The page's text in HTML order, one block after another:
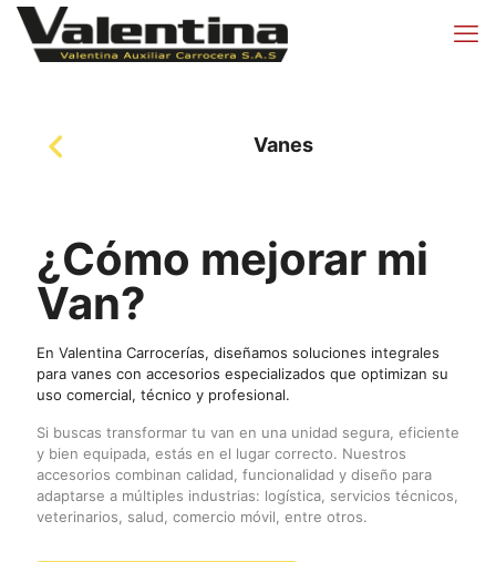
Vanes
¿Cómo mejorar mi
Van?
En Valentina Carrocerías, diseñamos soluciones integrales
para vanes con accesorios especializados que optimizan su
uso comercial, técnico y profesional.
Si buscas transformar tu van en una unidad segura, eficiente
y bien equipada, estás en el lugar correcto. Nuestros
accesorios combinan calidad, funcionalidad y diseño para
adaptarse a múltiples industrias: logística, servicios técnicos,
veterinarios, salud, comercio móvil, entre otros.